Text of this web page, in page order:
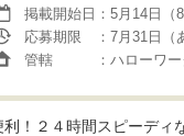
掲載開始日 ：5月14日（
応募期限
：7月31日（
管轄
：ハローワ
！２４時間スピーディ